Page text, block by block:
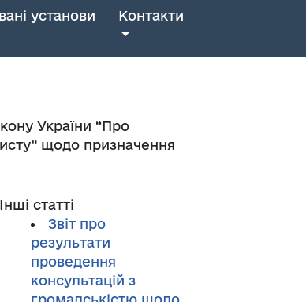
установи Контакти
України “Про
щодо призначення
Інші статті
Звіт про
результати
проведення
консультацій з